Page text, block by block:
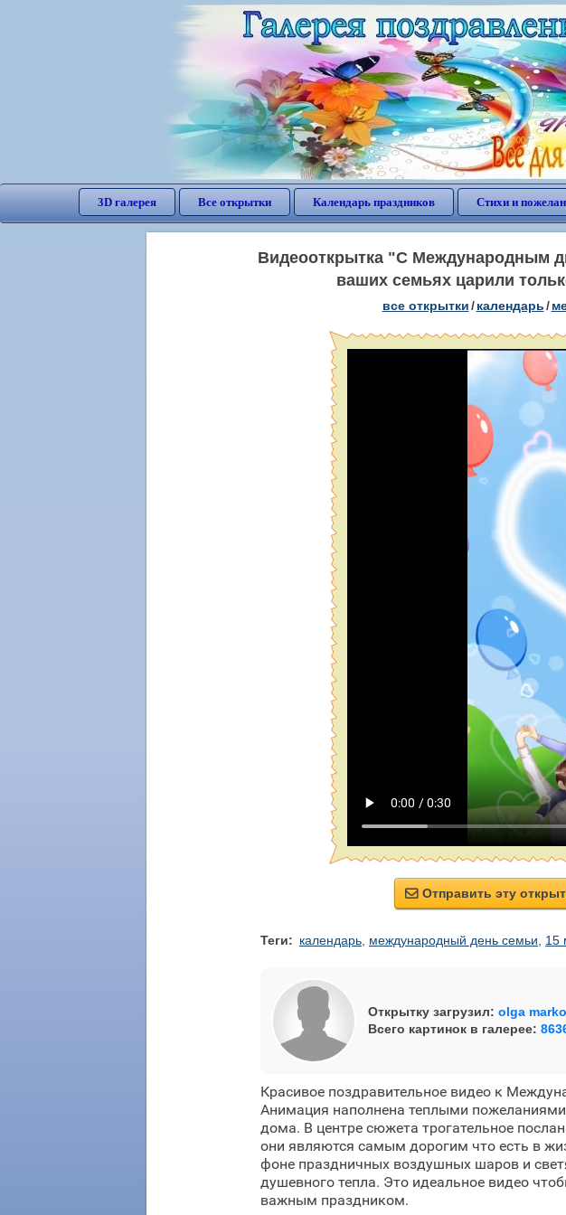
3D галерея Все открытки Календарь праздников Стихи и
Видеооткрытка "С Международным
ваших семьях царили
все открытки/ календарь/
 Отправить эту
Теги: календарь международный день семьи 15
Открытку загрузил: olga
Всего картинок в галерее:
Красивое поздравительное видео к
Анимация наполнена теплыми
дома. В центре сюжета трогательное
они являются самым дорогим что есть в
фоне праздничных воздушных шаров и
душевного тепла. Это идеальное видео
важным праздником.